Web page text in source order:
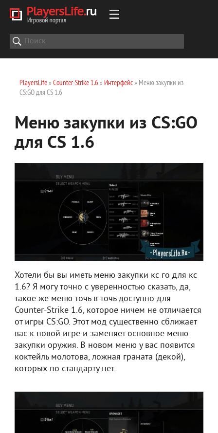
PlayersLife» Counter-Strike 1.6 » Интерфейс» Меню закупки из
CS:GO для CS 1.6
Меню закупки из CS:GO
для CS 1.6
Хотели бы вы иметь меню закупки кс го для кс
1.6? Я могу точно с уверенностью сказать, да,
такое же меню точь в точь доступно для
Counter-Strike 1.6, которое ничем не отличается
от игры CS:GO. Этот мод существенно сближает
вас к новой игре и заменяет основное меню
закупки оружия. В новом меню у вас появится
коктейль молотова, ложная граната (декой),
которых по стандарту нет.